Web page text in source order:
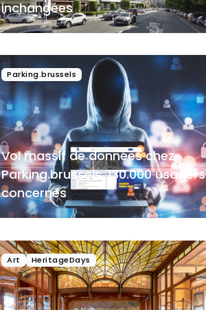
inchangées
Parking.brussels
Vol massif de données chez
Parking.brussels, 130.000 usagers
concernés
Art HeritageDays